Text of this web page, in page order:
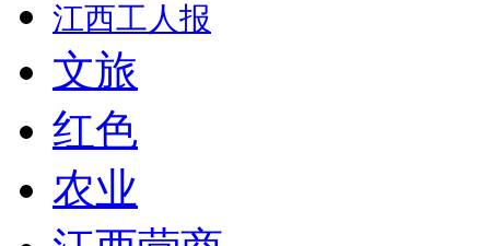
江西工人报
文旅
红色
农业